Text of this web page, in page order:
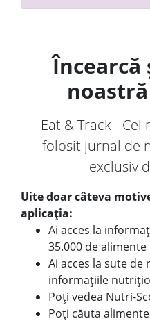
Încearcă
Eat & Track -
folosit jurnal de
exclusiv
Uite doar câteva
aplicația:
Ai acces la
35.000 de
Ai acces la sute de
informațiile
Poți vedea Nutri-
Poți căuta